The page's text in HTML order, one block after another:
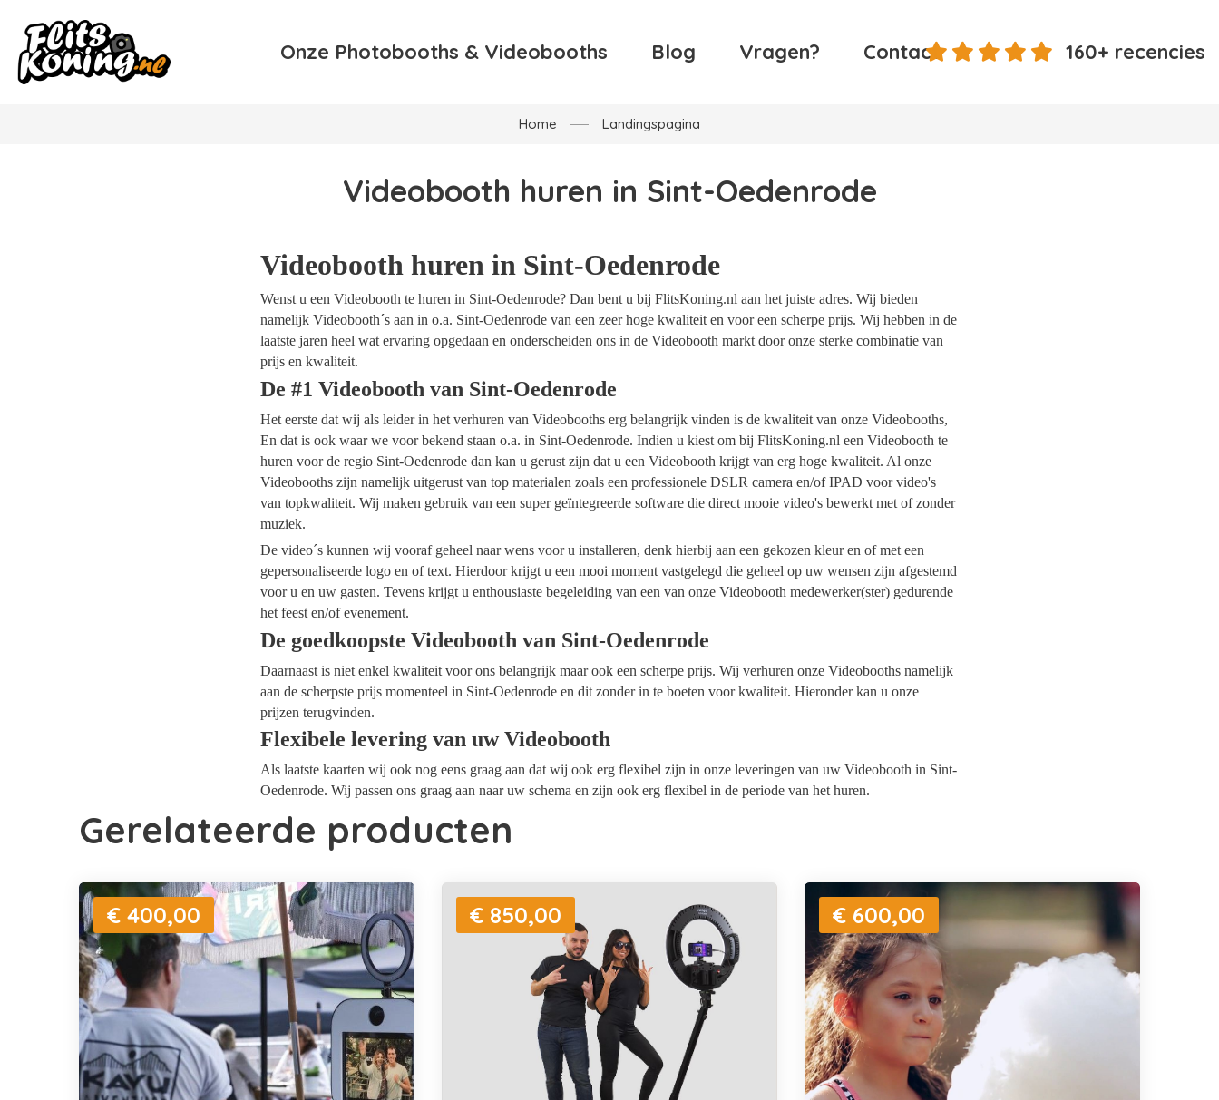
Onze Photobooths & Videobooths Blog Vragen? Contact 160+ recencies
Home Landingspagina
Videobooth huren in Sint-Oedenrode
Videobooth huren in Sint-Oedenrode
Wenst u een Videobooth te huren in Sint-Oedenrode? Dan bent u bij FlitsKoning.nl aan het juiste adres. Wij bieden
namelijk Videobooth´s aan in o.a. Sint-Oedenrode van een zeer hoge kwaliteit en voor een scherpe prijs. Wij hebben in de
laatste jaren heel wat ervaring opgedaan en onderscheiden ons in de Videobooth markt door onze sterke combinatie van
prijs en kwaliteit.
De #1 Videobooth van Sint-Oedenrode
Het eerste dat wij als leider in het verhuren van Videobooths erg belangrijk vinden is de kwaliteit van onze Videobooths,
En dat is ook waar we voor bekend staan o.a. in Sint-Oedenrode. Indien u kiest om bij FlitsKoning.nl een Videobooth te
huren voor de regio Sint-Oedenrode dan kan u gerust zijn dat u een Videobooth krijgt van erg hoge kwaliteit. Al onze
Videobooths zijn namelijk uitgerust van top materialen zoals een professionele DSLR camera en/of IPAD voor video's
van topkwaliteit. Wij maken gebruik van een super geïntegreerde software die direct mooie video's bewerkt met of zonder
muziek.
De video´s kunnen wij vooraf geheel naar wens voor u installeren, denk hierbij aan een gekozen kleur en of met een
gepersonaliseerde logo en of text. Hierdoor krijgt u een mooi moment vastgelegd die geheel op uw wensen zijn afgestemd
voor u en uw gasten. Tevens krijgt u enthousiaste begeleiding van een van onze Videobooth medewerker(ster) gedurende
het feest en/of evenement.
De goedkoopste Videobooth van Sint-Oedenrode
Daarnaast is niet enkel kwaliteit voor ons belangrijk maar ook een scherpe prijs. Wij verhuren onze Videobooths namelijk
aan de scherpste prijs momenteel in Sint-Oedenrode en dit zonder in te boeten voor kwaliteit. Hieronder kan u onze
prijzen terugvinden.
Flexibele levering van uw Videobooth
Als laatste kaarten wij ook nog eens graag aan dat wij ook erg flexibel zijn in onze leveringen van uw Videobooth in Sint-
Oedenrode. Wij passen ons graag aan naar uw schema en zijn ook erg flexibel in de periode van het huren.
Gerelateerde producten
€ 400,00 € 850,00 € 600,00